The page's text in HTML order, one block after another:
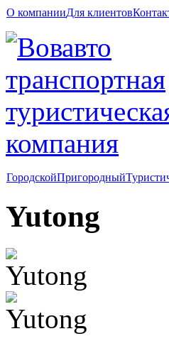
О компанииДля клиентов
ГородскойПригородный
Yutong